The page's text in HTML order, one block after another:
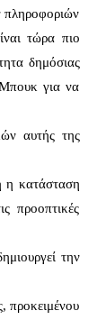
πληροφοριών
τώρα πιο
δημόσιας
Μπουκ για να
αυτής της
η κατάσταση
προοπτικές
την
προκειμένου